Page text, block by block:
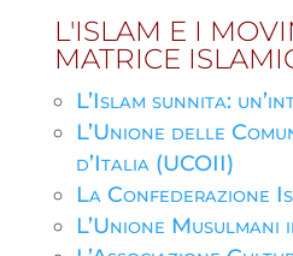
L'ISLAM E I
MATRICE
L’Islam sunnita:
L’Unione delle
d’Italia (UCOII)
La Confederazione
L’Unione